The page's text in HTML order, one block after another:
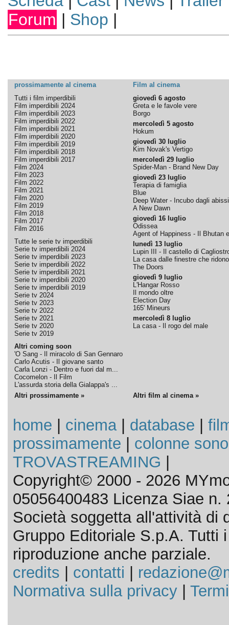
Forum | Shop |
prossimamente al cinema
Film al cinema
Tutti i film imperdibili
Film imperdibili 2024
Film imperdibili 2023
Film imperdibili 2022
Film imperdibili 2021
Film imperdibili 2020
Film imperdibili 2019
Film imperdibili 2018
Film imperdibili 2017
Film 2024
Film 2023
Film 2022
Film 2021
Film 2020
Film 2019
Film 2018
Film 2017
Film 2016
Tutte le serie tv imperdibili
Serie tv imperdibili 2024
Serie tv imperdibili 2023
Serie tv imperdibili 2022
Serie tv imperdibili 2021
Serie tv imperdibili 2020
Serie tv imperdibili 2019
Serie tv 2024
Serie tv 2023
Serie tv 2022
Serie tv 2021
Serie tv 2020
Serie tv 2019
Altri coming soon
'O Sang - Il miracolo di San Gennaro
Carlo Acutis - Il giovane santo
Carla Lonzi - Dentro e fuori dal m...
Cocomelon - Il Film
L'assurda storia della Gialappa's ...
giovedì 6 agosto
Greta e le favole vere
Borgo
mercoledì 5 agosto
Hokum
giovedì 30 luglio
Kim Novak's Vertigo
mercoledì 29 luglio
Spider-Man - Brand New Day
giovedì 23 luglio
Terapia di famiglia
Blue
Deep Water - Incubo dagli abissi
A New Dawn
giovedì 16 luglio
Odissea
Agent of Happiness - Il Bhutan
lunedì 13 luglio
Lupin III - Il castello di
La casa dalle finestre che ridono
The Doors
giovedì 9 luglio
L'Hangar Rosso
Il mondo oltre
Election Day
165' Mineurs
mercoledì 8 luglio
La casa - Il rogo del male
Altri prossimamente » Altri film al cinema »
home cinema| database
prossimamente
colonne
TROVASTREAMING
Copyright© 2000 - 2026
05056400483 Licenza Siae n.
Società soggetta all'attività di
Gruppo Editoriale S.p.A. Tutti
riproduzione anche parziale.
credits
contatti
Normativa sulla privacy|